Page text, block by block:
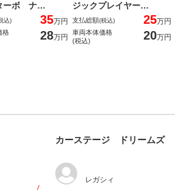
ーボ ナ…
込) 35万円
格
28万円
ジックプレイヤー…
支払総額(税込) 25万円
車両本体価格
(税込)
20万円
カーステージ ドリームズ
レガシィ